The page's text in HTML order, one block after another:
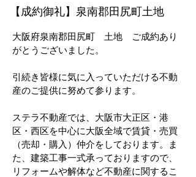
【成約御礼】泉南郡田尻町土地
大阪府泉南郡田尻町 土地　ご成約あり
がとうございました。
引続き皆様に気に入っていただける不動
産のご提供に努めて参ります。
ステラ不動産では、大阪市大正区・港
区・西区を中心に大阪全域で賃貸・売買
（売却・購入）仲介をしております。ま
た、建築工事一式承っておりますので、
リフォームや解体など不動産に関するこ